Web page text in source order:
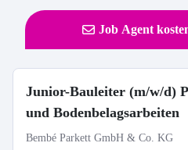
Job Agent
Junior-Bauleiter (m/w/d)
und Bodenbelagsarbeiten
Bembé Parkett GmbH & Co. KG